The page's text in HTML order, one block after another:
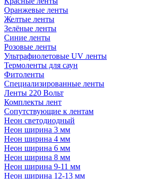
Оранжевые ленты
Желтые ленты
Зелёные ленты
Синие ленты
Розовые ленты
Ультрафиолетовые UV ленты
Термоленты для саун
Фитоленты
Специализированные ленты
Ленты 220 Вольт
Комплекты лент
Сопутствующие к лентам
Неон светодиодный
Неон ширина 3 мм
Неон ширина 4 мм
Неон ширина 6 мм
Неон ширина 8 мм
Неон ширина 9-11 мм
Неон ширина 12-13 мм